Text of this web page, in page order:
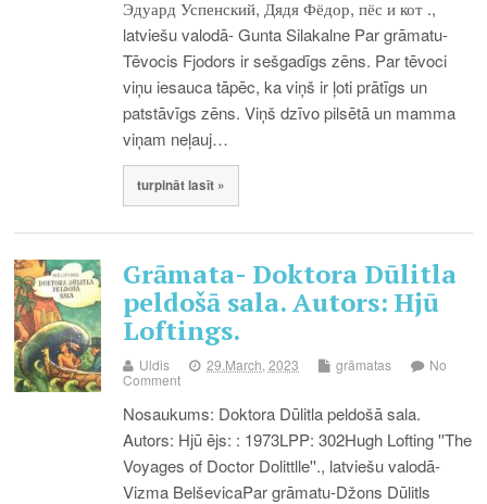
Эдуард Успенский, Дядя Фёдор, пёс и кот .,
latviešu valodā- Gunta Silakalne Par grāmatu-
Tēvocis Fjodors ir sešgadīgs zēns. Par tēvoci
viņu iesauca tāpēc, ka viņš ir ļoti prātīgs un
patstāvīgs zēns. Viņš dzīvo pilsētā un mamma
viņam neļauj…
turpināt lasīt »
Grāmata- Doktora Dūlitla
peldošā sala. Autors: Hjū
Loftings.
Uldis 29.March, 2023 grāmatas
No
Comment
Nosaukums: Doktora Dūlitla peldošā sala.
Autors: Hjū ējs: : 1973LPP: 302Hugh Lofting ''The
Voyages of Doctor Dolittlle''., latviešu valodā-
Vizma BelševicaPar grāmatu-Džons Dūlitls